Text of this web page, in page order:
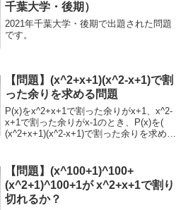
千葉大学・後期）
2021年千葉大学・後期で出題された問題
です。
【問題】(x^2+x+1)(x^2-x+1)で割
った余りを求める問題
P(x)をx^2+x+1で割った余りがx+1、x^2-
x+1で割った余りがx-1のとき、P(x)を(
(x^2+x+1)(x^2-x+1)で割った余りを求める
【問題】(x^100+1)^100+
(x^2+1)^100+1が x^2+x+1で割り
切れるか？